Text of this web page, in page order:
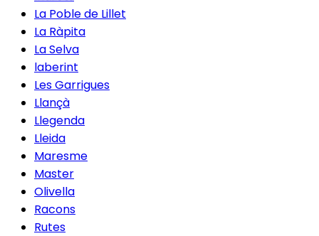
La Poble de Lillet
La Ràpita
La Selva
laberint
Les Garrigues
Llançà
Llegenda
Lleida
Maresme
Master
Olivella
Racons
Rutes